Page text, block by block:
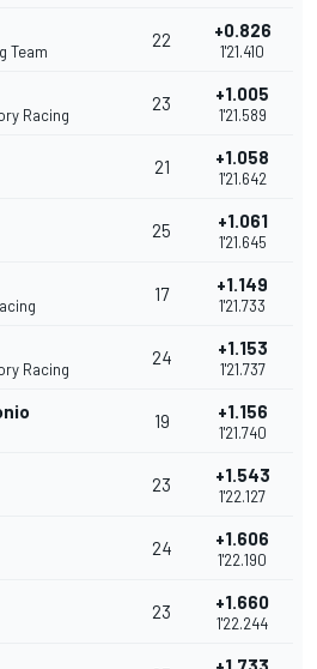
Team
22 +0.826
1'21.410
Racing
23 +1.005
1'21.589
21 +1.058
1'21.642
25 +1.061
1'21.645
17 +1.149
1'21.733
Racing
24 +1.153
1'21.737
19 +1.156
1'21.740
23 +1.543
1'22.127
24 +1.606
1'22.190
23 +1.660
1'22.244